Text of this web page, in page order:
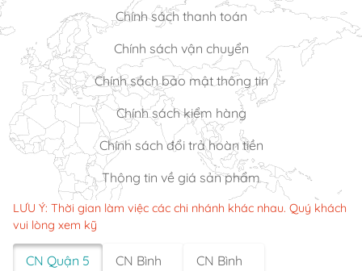
Chính sách thanh toán
Chính sách vận chuyển
Chính sách bảo mật thông tin
Chính sách kiểm hàng
Chính sách đổi trả hoàn tiền
Thông tin về giá sản phẩm
LƯU Ý: Thời gian làm việc các chi nhánh khác nhau. Quý khách
vui lòng xem kỹ
CN Quận 5
CN Bình
CN Bình